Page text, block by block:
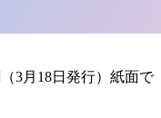
3月18日発行）紙面で